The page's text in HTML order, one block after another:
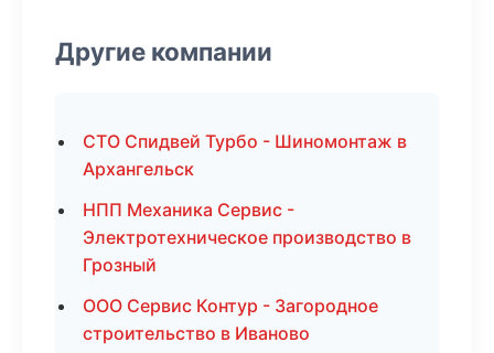
Другие компании
СТО Спидвей Турбо - Шиномонтаж в
Архангельск
НПП Механика Сервис -
Электротехническое производство в
Грозный
ООО Сервис Контур - Загородное
строительство в Иваново